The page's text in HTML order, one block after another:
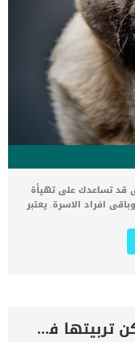
قد تساعدك على تهيأة
افراد الاسرة. يعتبر
والقطط. كما ان القلب
يعتبر قصور فى باقى
المقال سنطلعك على
مرحلة يحتافيها إلى
أنواع الكلاب المنزلية التي يمكن تربيتها في البيت بالصور